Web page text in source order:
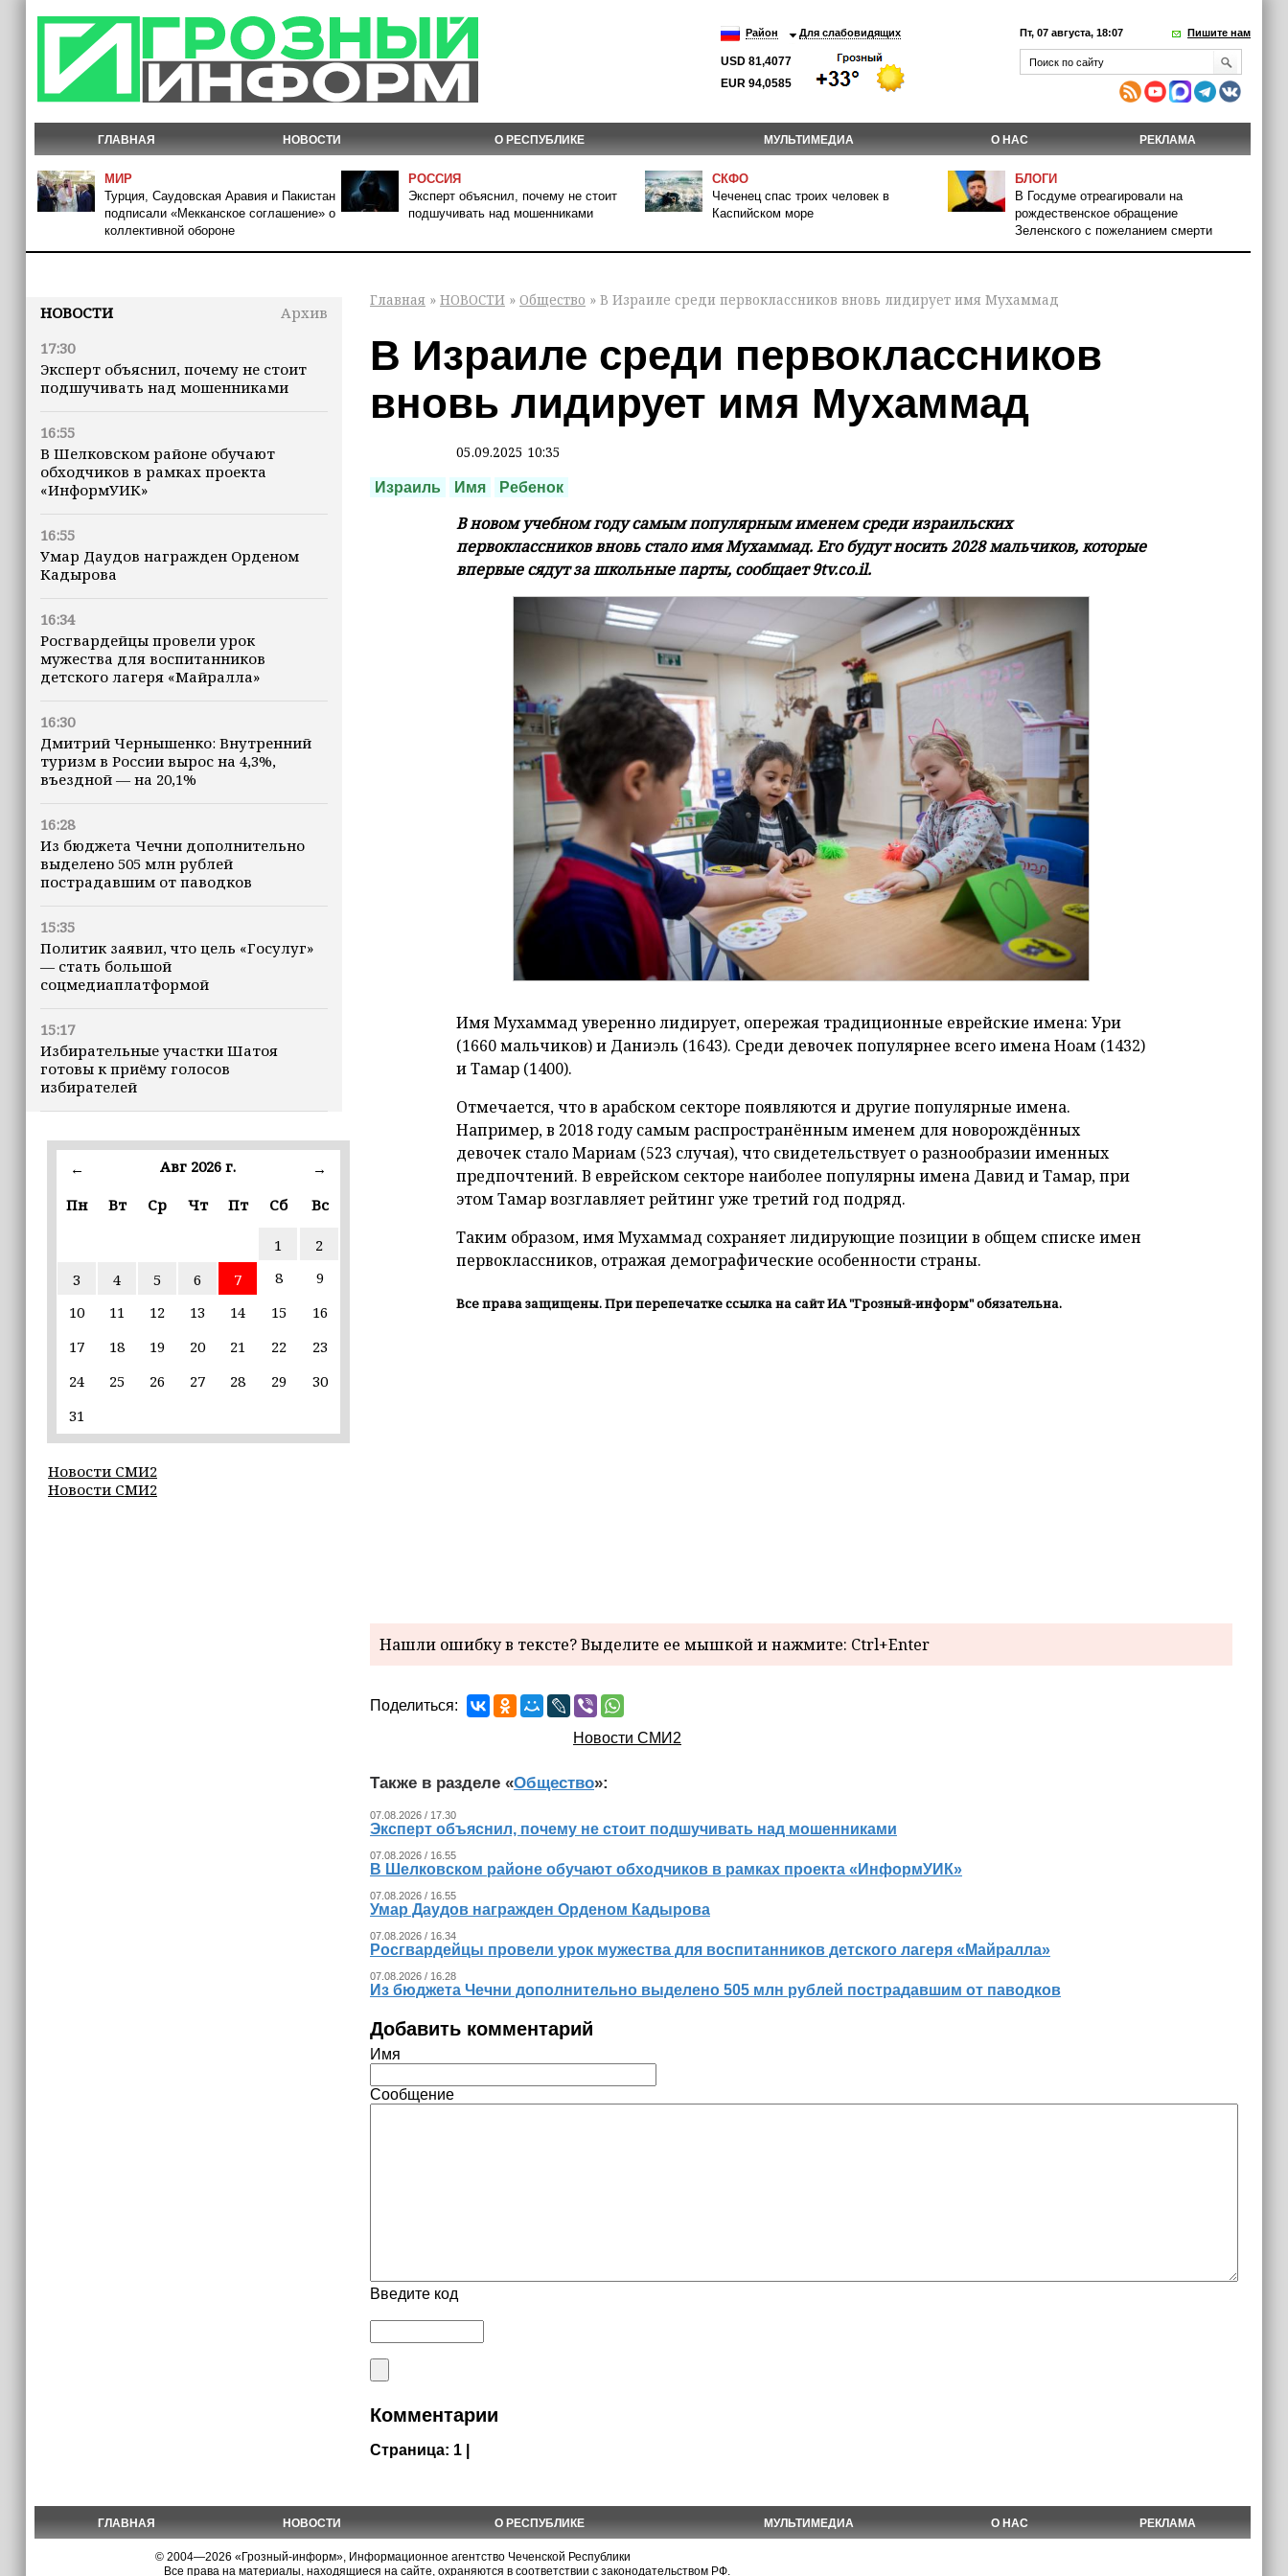
Район Для слабовидящих
USD 81,4077
EUR 94,0585
Пт, 07 августа, 18:07 Пишите нам
ГЛАВНАЯ НОВОСТИ О РЕСПУБЛИКЕ МУЛЬТИМЕДИА О НАС РЕКЛАМА
МИР
Турция, Саудовская Аравия и Пакистан
подписали «Мекканское соглашение» о
коллективной обороне
РОССИЯ
Эксперт объяснил, почему не стоит
подшучивать над мошенниками
СКФО
Чеченец спас троих человек в
Каспийском море
БЛОГИ
В Госдуме отреагировали на
рождественское обращение
Зеленского с пожеланием смерти
НОВОСТИ
Архив
17:30
Эксперт объяснил, почему не стоит
подшучивать над мошенниками
16:55
В Шелковском районе обучают
обходчиков в рамках проекта
«ИнформУИК»
16:55
Умар Даудов награжден Орденом
Кадырова
16:34
Росгвардейцы провели урок
мужества для воспитанников
детского лагеря «Майралла»
16:30
Дмитрий Чернышенко: Внутренний
туризм в России вырос на 4,3%,
въездной — на 20,1%
16:28
Из бюджета Чечни дополнительно
выделено 505 млн рублей
пострадавшим от паводков
15:35
Политик заявил, что цель «Госулуг»
— стать большой
соцмедиаплатформой
15:17
Избирательные участки Шатоя
готовы к приёму голосов
избирателей
Турция, Саудовская Аравия и
Пакистан подписали «Мекканское
Кадыров: сдача в плен становится
для многих военнослужащих ВСУ
единственной альтернативой гибели
(+видео)
14:44
Ахмат Кадыров удостоен звания
13:50
разработчикам разрабатывать
альтернативные клиенты
← Авг 2026 г.
→
Пн
Вт Ср Чт Пт Сб Вс
1
2
3
4 5 6 7 8
9
10
11 12 13 14 15
16
17
18 19 20 21 22
23
24
25 26 27 28 29
30
31
Новости СМИ2
Новости СМИ2
Главная » НОВОСТИ » Общество » В Израиле среди первоклассников вновь лидирует имя Мухаммад
В Израиле среди первоклассников
вновь лидирует имя Мухаммад
05.09.2025 10:35
Израиль Имя Ребенок
В новом учебном году самым популярным именем среди израильских
первоклассников вновь стало имя Мухаммад. Его будут носить 2028 мальчиков, которые
впервые сядут за школьные парты, сообщает 9tv.co.il.
Имя Мухаммад уверенно лидирует, опережая традиционные еврейские имена: Ури
(1660 мальчиков) и Даниэль (1643). Среди девочек популярнее всего имена Ноам (1432)
и Тамар (1400).
Отмечается, что в арабском секторе появляются и другие популярные имена.
Например, в 2018 году самым распространённым именем для новорождённых
девочек стало Мариам (523 случая), что свидетельствует о разнообразии именных
предпочтений. В еврейском секторе наиболее популярны имена Давид и Тамар, при
этом Тамар возглавляет рейтинг уже третий год подряд.
Таким образом, имя Мухаммад сохраняет лидирующие позиции в общем списке имен
первоклассников, отражая демографические особенности страны.
Все права защищены. При перепечатке ссылка на сайт ИА "Грозный-информ" обязательна.
Нашли ошибку в тексте? Выделите ее мышкой и нажмите: Ctrl+Enter
Поделиться:
Новости СМИ2
Также в разделе «Общество»:
07.08.2026 / 17.30
Эксперт объяснил, почему не стоит подшучивать над мошенниками
07.08.2026 / 16.55
В Шелковском районе обучают обходчиков в рамках проекта «ИнформУИК»
07.08.2026 / 16.55
Умар Даудов награжден Орденом Кадырова
07.08.2026 / 16.34
Росгвардейцы провели урок мужества для воспитанников детского лагеря «Майралла»
07.08.2026 / 16.28
Из бюджета Чечни дополнительно выделено 505 млн рублей пострадавшим от паводков
Добавить комментарий
Имя
Сообщение
Введите код
Комментарии
Страница: 1 |
ГЛАВНАЯ НОВОСТИ О РЕСПУБЛИКЕ МУЛЬТИМЕДИА О НАС РЕКЛАМА
© 2004—2026 «Грозный-информ», Информационное агентство Чеченской Республики
Все права на материалы, находящиеся на сайте, охраняются в соответствии с законодательством РФ.